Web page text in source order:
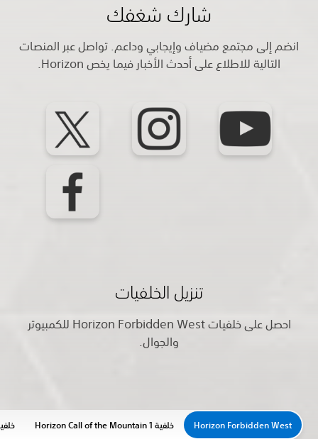
شارك شغفك
انضم إلى مجتمع مضياف وإيجابي وداعم. تواصل عبر المنصات
التالية للاطلاع على أحدث الأخبار فيما يخص Horizon.
تنزيل الخلفيات
احصل على خلفيات Horizon Forbidden West للكمبيوتر
والجوال.
Horizon Forbidden West خلفية Horizon Call of the Mountain 1 خلفية Horizon Call of the Mountain 2